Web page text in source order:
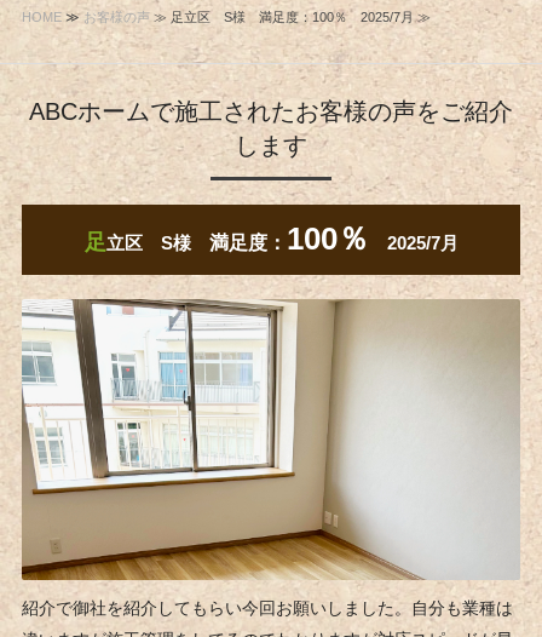
HOME≫ お客様の声≫ 足立区 S様 満足度：100％ 2025/7月 ≫
ABCホームで施工されたお客様の声をご紹介
します
足立区 S様 満足度： 100％ 2025/7月
紹介で御社を紹介してもらい今回お願いしました。自分も業種は